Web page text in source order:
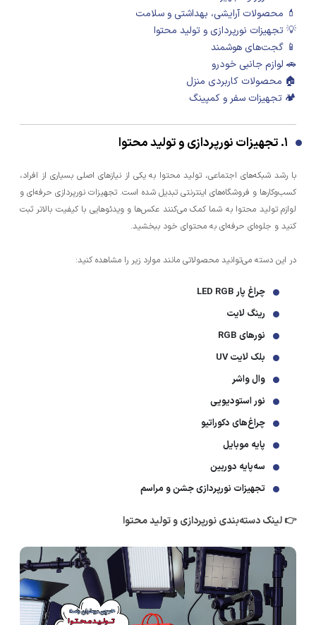
💄 محصولات آرایشی، بهداشتی و سلامت
💡 تجهیزات نورپردازی و تولید محتوا
📱 گجت‌های هوشمند
🚗 لوازم جانبی خودرو
🏠 محصولات کاربردی منزل
🏕️ تجهیزات سفر و کمپینگ
۱. تجهیزات نورپردازی و تولید محتوا
با رشد شبکه‌های اجتماعی، تولید محتوا به یکی از نیازهای اصلی بسیاری از افراد،
کسب‌وکارها و فروشگاه‌های اینترنتی تبدیل شده است. تجهیزات نورپردازی حرفه‌ای و
لوازم تولید محتوا به شما کمک می‌کنند عکس‌ها و ویدئوهایی با کیفیت بالاتر ثبت
کنید و جلوه‌ای حرفه‌ای به محتوای خود ببخشید.
در این دسته می‌توانید محصولاتی مانند موارد زیر را مشاهده کنید:
چراغ پار LED RGB
رینگ لایت
نورهای RGB
بلک لایت UV
وال واشر
نور استودیویی
چراغ‌های دکوراتیو
پایه موبایل
سه‌پایه دوربین
تجهیزات نورپردازی جشن و مراسم
👉 لینک دسته‌بندی نورپردازی و تولید محتوا